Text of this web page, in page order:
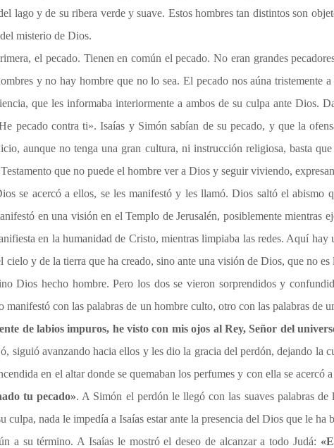
lago y de su ribera verde y suave. Estos hombres tan distintos son
misterio de Dios.
el pecado. Tienen en común el pecado. No eran grandes
y no hay hombre que no lo sea. El pecado nos aúna tristemente
que les informaba interiormente a ambos de su culpa ante Dios.
pecado contra ti». Isaías y Simón sabían de su pecado, y que la
aunque no tenga una gran cultura, ni instrucción religiosa, basta
que no puede el hombre ver a Dios y seguir viviendo,
se acercó a ellos, se les manifestó y les llamó. Dios saltó el abismo
en una visión en el Templo de Jerusalén, posiblemente mientras
en la humanidad de Cristo, mientras limpiaba las redes. Aquí
cielo y de la tierra que ha creado, sino ante una visión de Dios, que no
Dios hecho hombre. Pero los dos se vieron sorprendidos y
con las palabras de un hombre culto, otro con las palabras de
de labios impuros, he visto con mis ojos al Rey, Señor del
siguió avanzando hacia ellos y les dio la gracia del perdón, dejando la
en el altar donde se quemaban los perfumes y con ella se acercó
tu pecado». A Simón el perdón le llegó con las suaves palabras
culpa, nada le impedía a Isaías estar ante la presencia del Dios que le ha
a su término. A Isaías le mostró el deseo de alcanzar a todo Judá: